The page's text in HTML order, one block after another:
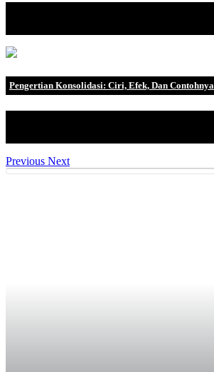
Pengertian Konsolidasi: Ciri, Efek, Dan Contohnya
Previous Next